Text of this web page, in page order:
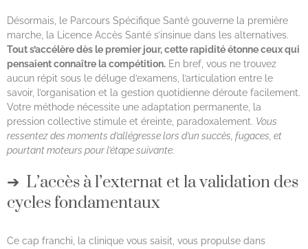
Désormais, le Parcours Spécifique Santé gouverne la première
marche, la Licence Accès Santé s’insinue dans les alternatives.
Tout s’accélère dès le premier jour, cette rapidité étonne ceux qui
pensaient connaître la compétition. En bref, vous ne trouvez
aucun répit sous le déluge d’examens, l’articulation entre le
savoir, l’organisation et la gestion quotidienne déroute facilement.
Votre méthode nécessite une adaptation permanente, la
pression collective stimule et éreinte, paradoxalement. Vous
ressentez des moments d’allégresse lors d’un succès, fugaces, et
pourtant moteurs pour l’étape suivante.
L’accès à l’externat et la validation des
cycles fondamentaux
Ce cap franchi, la clinique vous saisit, vous propulse dans